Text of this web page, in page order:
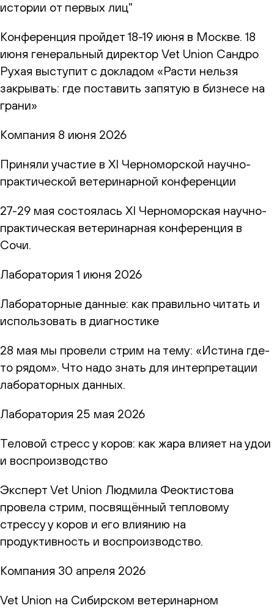
истории от первых лиц"
Конференция пройдет 18-19 июня в Москве. 18
июня генеральный директор Vet Union Сандро
Рухая выступит с докладом «Расти нельзя
закрывать: где поставить запятую в бизнесе на
грани»
Компания 8 июня 2026
Приняли участие в XI Черноморской научно-
практической ветеринарной конференции
27-29 мая состоялась XI Черноморская научно-
практическая ветеринарная конференция в
Сочи.
Лаборатория 1 июня 2026
Лабораторные данные: как правильно читать и
использовать в диагностике
28 мая мы провели стрим на тему: «Истина где-
то рядом». Что надо знать для интерпретации
лабораторных данных.
Лаборатория 25 мая 2026
Теловой стресс у коров: как жара влияет на удои
и воспроизводство
Эксперт Vet Union Людмила Феоктистова
провела стрим, посвящённый тепловому
стрессу у коров и его влиянию на
продуктивность и воспроизводство.
Компания 30 апреля 2026
Vet Union на Сибирском ветеринарном